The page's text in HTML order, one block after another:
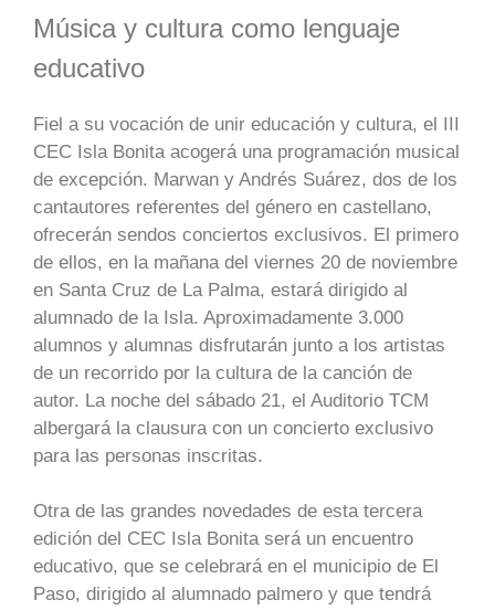
Música y cultura como lenguaje
educativo
Fiel a su vocación de unir educación y cultura, el III
CEC Isla Bonita acogerá una programación musical
de excepción. Marwan y Andrés Suárez, dos de los
cantautores referentes del género en castellano,
ofrecerán sendos conciertos exclusivos. El primero
de ellos, en la mañana del viernes 20 de noviembre
en Santa Cruz de La Palma, estará dirigido al
alumnado de la Isla. Aproximadamente 3.000
alumnos y alumnas disfrutarán junto a los artistas
de un recorrido por la cultura de la canción de
autor. La noche del sábado 21, el Auditorio TCM
albergará la clausura con un concierto exclusivo
para las personas inscritas.
Otra de las grandes novedades de esta tercera
edición del CEC Isla Bonita será un encuentro
educativo, que se celebrará en el municipio de El
Paso, dirigido al alumnado palmero y que tendrá